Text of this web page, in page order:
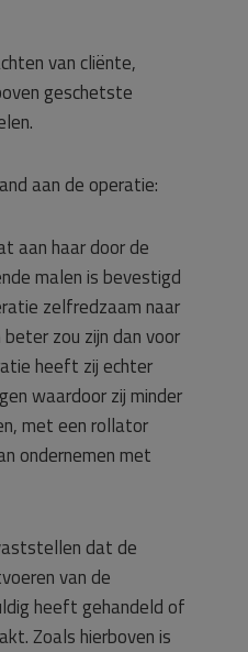
van cliënte,
geschetste
aan de operatie:
aan haar door de
malen is bevestigd
zelfredzaam naar
beter zou zijn dan voor
heeft zij echter
waardoor zij minder
met een rollator
ondernemen met
dat de
van de
heeft gehandeld of
Zoals hierboven is